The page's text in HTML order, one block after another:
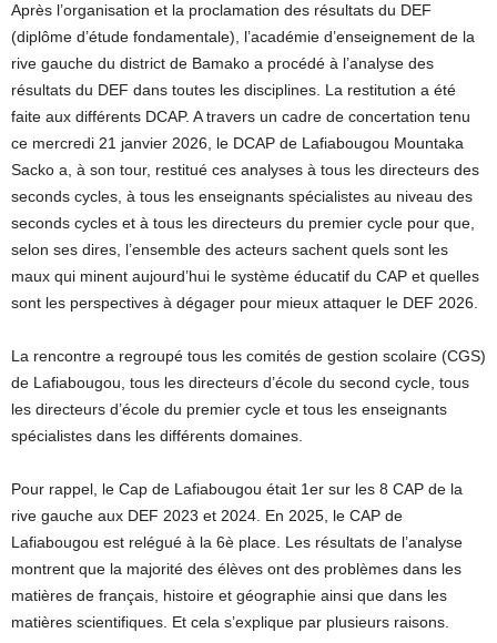
Après l’organisation et la proclamation des résultats du DEF
(diplôme d’étude fondamentale), l’académie d’enseignement de la
rive gauche du district de Bamako a procédé à l’analyse des
résultats du DEF dans toutes les disciplines. La restitution a été
faite aux différents DCAP. A travers un cadre de concertation tenu
ce mercredi 21 janvier 2026, le DCAP de Lafiabougou Mountaka
Sacko a, à son tour, restitué ces analyses à tous les directeurs des
seconds cycles, à tous les enseignants spécialistes au niveau des
seconds cycles et à tous les directeurs du premier cycle pour que,
selon ses dires, l’ensemble des acteurs sachent quels sont les
maux qui minent aujourd’hui le système éducatif du CAP et quelles
sont les perspectives à dégager pour mieux attaquer le DEF 2026.
La rencontre a regroupé tous les comités de gestion scolaire (CGS)
de Lafiabougou, tous les directeurs d’école du second cycle, tous
les directeurs d’école du premier cycle et tous les enseignants
spécialistes dans les différents domaines.
Pour rappel, le Cap de Lafiabougou était 1er sur les 8 CAP de la
rive gauche aux DEF 2023 et 2024. En 2025, le CAP de
Lafiabougou est relégué à la 6è place. Les résultats de l’analyse
montrent que la majorité des élèves ont des problèmes dans les
matières de français, histoire et géographie ainsi que dans les
matières scientifiques. Et cela s’explique par plusieurs raisons.